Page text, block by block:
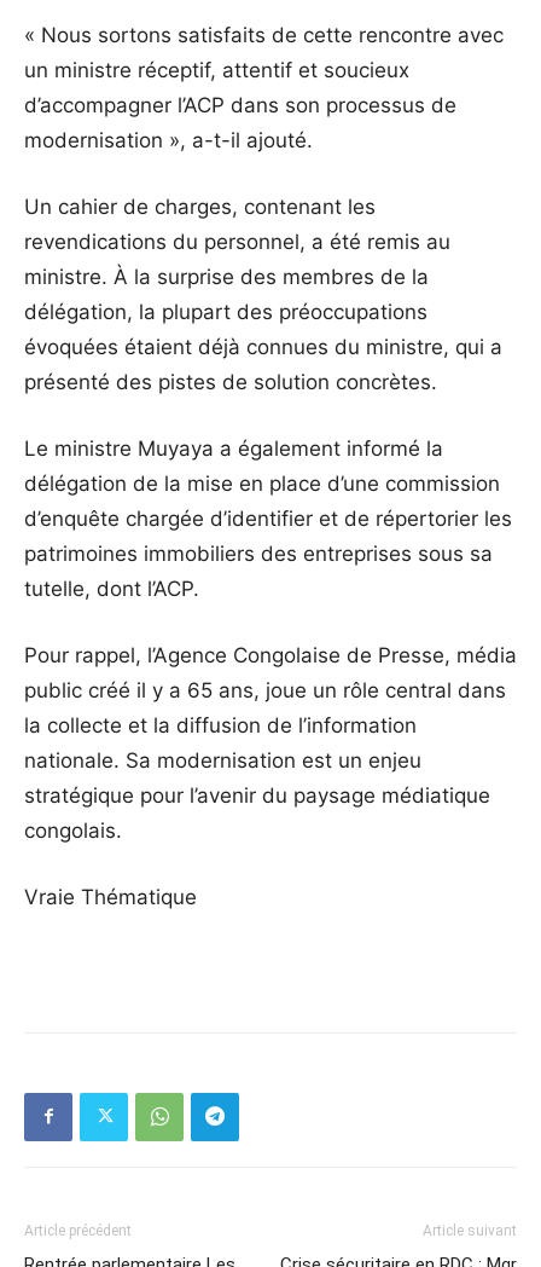
« Nous sortons satisfaits de cette rencontre avec
un ministre réceptif, attentif et soucieux
d’accompagner l’ACP dans son processus de
modernisation », a-t-il ajouté.
Un cahier de charges, contenant les
revendications du personnel, a été remis au
ministre. À la surprise des membres de la
délégation, la plupart des préoccupations
évoquées étaient déjà connues du ministre, qui a
présenté des pistes de solution concrètes.
Le ministre Muyaya a également informé la
délégation de la mise en place d’une commission
d’enquête chargée d’identifier et de répertorier les
patrimoines immobiliers des entreprises sous sa
tutelle, dont l’ACP.
Pour rappel, l’Agence Congolaise de Presse, média
public créé il y a 65 ans, joue un rôle central dans
la collecte et la diffusion de l’information
nationale. Sa modernisation est un enjeu
stratégique pour l’avenir du paysage médiatique
congolais.
Vraie Thématique
Article précédent Article suivant